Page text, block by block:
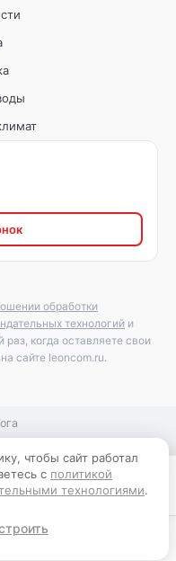
обработки
технологий и
когда оставляете свои
сайте leoncom.ru.
чтобы сайт работал
с политикой
технологиями.